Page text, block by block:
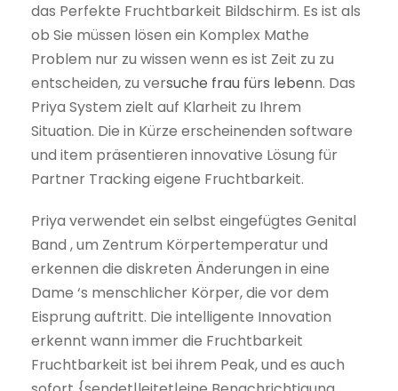
das Perfekte Fruchtbarkeit Bildschirm. Es ist als
ob Sie müssen lösen ein Komplex Mathe
Problem nur zu wissen wenn es ist Zeit zu zu
entscheiden, zu versuche frau fürs lebenn. Das
Priya System zielt auf Klarheit zu Ihrem
Situation. Die in Kürze erscheinenden software
und item präsentieren innovative Lösung für
Partner Tracking eigene Fruchtbarkeit.
Priya verwendet ein selbst eingefügtes Genital
Band , um Zentrum Körpertemperatur und
erkennen die diskreten Änderungen in eine
Dame ‘s menschlicher Körper, die vor dem
Eisprung auftritt. Die intelligente Innovation
erkennt wann immer die Fruchtbarkeit
Fruchtbarkeit ist bei ihrem Peak, und es auch